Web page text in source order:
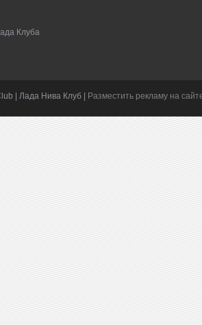
Клуба
| Лада Нива Клуб | Разместить рекламу на